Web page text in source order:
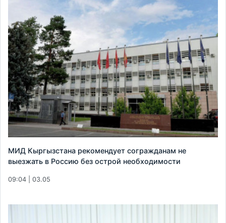
МИД Кыргызстана рекомендует согражданам не
выезжать в Россию без острой необходимости
09:04 | 03.05